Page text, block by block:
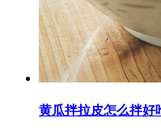
黄瓜拌拉皮怎么拌好